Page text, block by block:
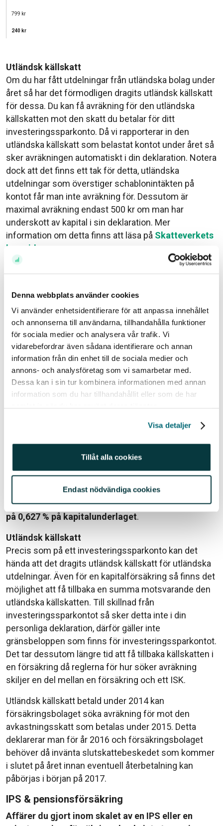
Denna webbplats använder cookies
Vi använder enhetsidentifierare för att anpassa innehållet
och annonserna till användarna, tillhandahålla funktioner
för sociala medier och analysera vår trafik. Vi
vidarebefordrar även sådana identifierare och annan
information från din enhet till de sociala medier och
annons- och analysföretag som vi samarbetar med.
Dessa kan i sin tur kombinera informationen med annan
information som du har tillhandahållit eller som de har
Visa detaljer
Tillåt alla cookies
Endast nödvändiga cookies
799 kr
240 kr
Utländsk källskatt
Om du har fått utdelningar från utländska bolag under
året så har det förmodligen dragits utländsk källskatt
för dessa. Du kan få avräkning för den utländska
källskatten mot den skatt du betalar för ditt
investeringssparkonto. Då vi rapporterar in den
utländska källskatt som belastat kontot under året så
sker avräkningen automatiskt i din deklaration. Notera
dock att det finns ett tak för detta, utländska
utdelningar som överstiger schablonintäkten på
kontot får man inte avräkning för. Dessutom är
maximal avräkning endast 500 kr om man har
underskott av kapital i sin deklaration. Mer
information om detta finns att läsa på Skatteverkets
hemsida
ta upp den alls i deklarationen.Du är nämligen inte
skattskyldig för försäkringen utan det är
försäkringsbolaget, i detta fall Avanza Pension.
Försäkringsbolaget drar en avgift från kontot som
motsvarar skatten som behöver betalas för
kapitalförsäkringen. Detta sker hos oss under 4
tillfällen på året – efter varje kvartalsskifte.
Uträkningen för en kapitalförsäkring skiljer sig lite
= värdet 1 januari + insatt summa
t.o.m. 30 juni + hälften av insatt summa efter 30 juni
= kapitalunderlaget x statslåneräntan
den 30 november året innan (2,09 % år 2013)
Avkastningsskatten är sedan 30 % av
skatteunderlaget vilket för år 2014 innebar enskatt
på 0,627 % på kapitalunderlaget.
Utländsk källskatt
Precis som på ett investeringssparkonto kan det
hända att det dragits utländsk källskatt för utländska
utdelningar. Även för en kapitalförsäkring så finns det
möjlighet att få tillbaka en summa motsvarande den
utländska källskatten. Till skillnad från
investeringssparkontot så sker detta inte i din
personliga deklaration, därför gäller inte
gränsbeloppen som finns för investeringssparkontot.
Det tar dessutom längre tid att få tillbaka källskatten i
en försäkring då reglerna för hur söker avräkning
skiljer en del mellan en försäkring och ett ISK.
Utländsk källskatt betald under 2014 kan
försäkringsbolaget söka avräkning för mot den
avkastningsskatt som betalas under 2015. Detta
deklarerar man för år 2016 och försäkringsbolaget
behöver då invänta slutskattebeskedet som kommer
i slutet på året innan eventuell återbetalning kan
påbörjas i början på 2017.
IPS & pensionsförsäkring
Affärer du gjort inom skalet av en IPS eller en